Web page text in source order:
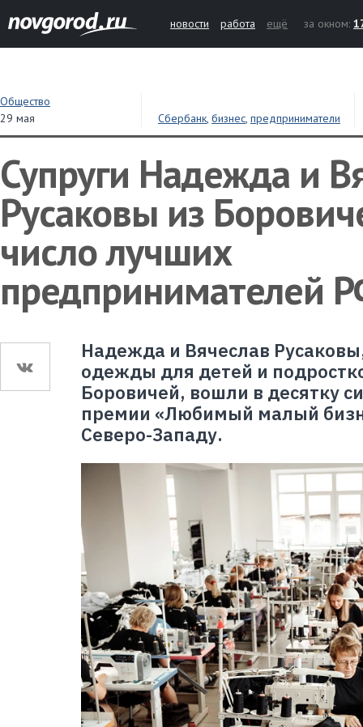
новости работа ещё за окном:
Общество
29 мая
Сбербанк, бизнес, предприниматели
Супруги Надежда и
Русаковы из
число лучших
предпринимателей
Надежда и Вячеслав
одежды для детей и
Боровичей, вошли в десятку
премии «Любимый малый
Северо-Западу.